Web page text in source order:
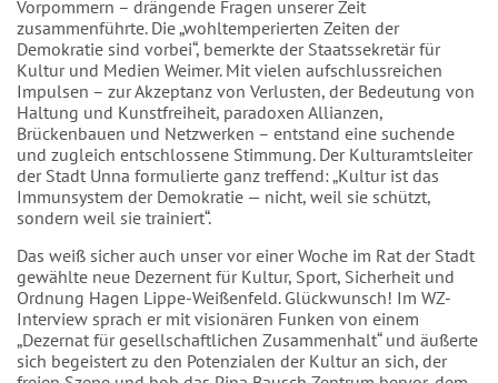
Vorpommern – drängende Fragen unserer Zeit
zusammenführte. Die „wohltemperierten Zeiten der
Demokratie sind vorbei“, bemerkte der Staatssekretär für
Kultur und Medien Weimer. Mit vielen aufschlussreichen
Impulsen – zur Akzeptanz von Verlusten, der Bedeutung von
Haltung und Kunstfreiheit, paradoxen Allianzen,
Brückenbauen und Netzwerken – entstand eine suchende
und zugleich entschlossene Stimmung. Der Kulturamtsleiter
der Stadt Unna formulierte ganz treffend: „Kultur ist das
Immunsystem der Demokratie — nicht, weil sie schützt,
sondern weil sie trainiert“.
Das weiß sicher auch unser vor einer Woche im Rat der Stadt
gewählte neue Dezernent für Kultur, Sport, Sicherheit und
Ordnung Hagen Lippe-Weißenfeld. Glückwunsch! Im WZ-
Interview sprach er mit visionären Funken von einem
„Dezernat für gesellschaftlichen Zusammenhalt“ und äußerte
sich begeistert zu den Potenzialen der Kultur an sich, der